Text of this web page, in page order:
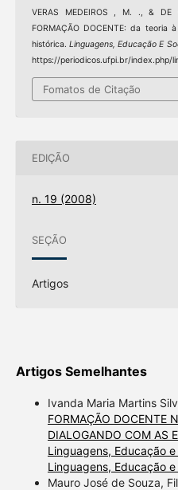
VERAS MEDEIROS , M. ., &
FORMAÇÃO DOCENTE: da teoria
histórica.Linguagens, Educação E
https://periodicos.ufpi.br/index.php/
Fomatos de Citação
EDIÇÃO
n. 19 (2008)
SEÇÃO
Artigos
Artigos Semelhantes
Ivanda Maria Martins
FORMAÇÃO DOCENTE
DIALOGANDO COM AS
Linguagens, Educação
Linguagens, Educação
Mauro José de Souza,